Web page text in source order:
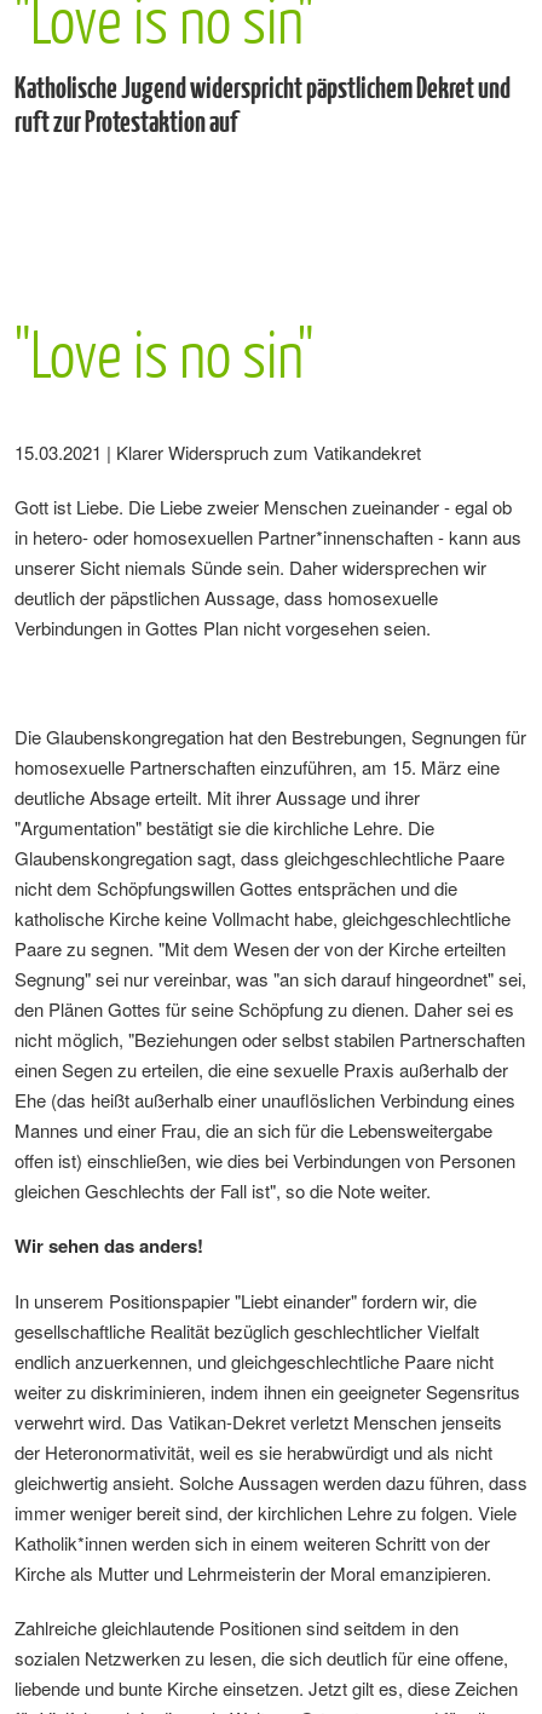
"Love is no sin"
Katholische Jugend widerspricht päpstlichem Dekret und
ruft zur Protestaktion auf
"Love is no sin"
15.03.2021 | Klarer Widerspruch zum Vatikandekret
Gott ist Liebe. Die Liebe zweier Menschen zueinander - egal ob
in hetero- oder homosexuellen Partner*innenschaften - kann aus
unserer Sicht niemals Sünde sein. Daher widersprechen wir
deutlich der päpstlichen Aussage, dass homosexuelle
Verbindungen in Gottes Plan nicht vorgesehen seien.
Die Glaubenskongregation hat den Bestrebungen, Segnungen für
homosexuelle Partnerschaften einzuführen, am 15. März eine
deutliche Absage erteilt. Mit ihrer Aussage und ihrer
"Argumentation" bestätigt sie die kirchliche Lehre. Die
Glaubenskongregation sagt, dass gleichgeschlechtliche Paare
nicht dem Schöpfungswillen Gottes entsprächen und die
katholische Kirche keine Vollmacht habe, gleichgeschlechtliche
Paare zu segnen. "Mit dem Wesen der von der Kirche erteilten
Segnung" sei nur vereinbar, was "an sich darauf hingeordnet" sei,
den Plänen Gottes für seine Schöpfung zu dienen. Daher sei es
nicht möglich, "Beziehungen oder selbst stabilen Partnerschaften
einen Segen zu erteilen, die eine sexuelle Praxis außerhalb der
Ehe (das heißt außerhalb einer unauflöslichen Verbindung eines
Mannes und einer Frau, die an sich für die Lebensweitergabe
offen ist) einschließen, wie dies bei Verbindungen von Personen
gleichen Geschlechts der Fall ist", so die Note weiter.
Wir sehen das anders!
In unserem Positionspapier "Liebt einander" fordern wir, die
gesellschaftliche Realität bezüglich geschlechtlicher Vielfalt
endlich anzuerkennen, und gleichgeschlechtliche Paare nicht
weiter zu diskriminieren, indem ihnen ein geeigneter Segensritus
verwehrt wird. Das Vatikan-Dekret verletzt Menschen jenseits
der Heteronormativität, weil es sie herabwürdigt und als nicht
gleichwertig ansieht. Solche Aussagen werden dazu führen, dass
immer weniger bereit sind, der kirchlichen Lehre zu folgen. Viele
Katholik*innen werden sich in einem weiteren Schritt von der
Kirche als Mutter und Lehrmeisterin der Moral emanzipieren.
Zahlreiche gleichlautende Positionen sind seitdem in den
sozialen Netzwerken zu lesen, die sich deutlich für eine offene,
liebende und bunte Kirche einsetzen. Jetzt gilt es, diese Zeichen